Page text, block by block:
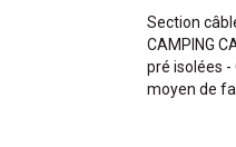
Section
CAMPING
pré isolées -
moyen de